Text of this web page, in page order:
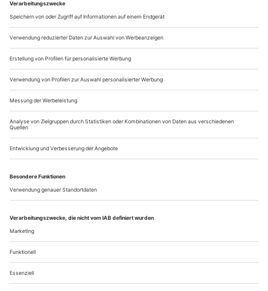
Weinen (Das Wähnen)» konnte Leonie Böhm,
Hausregisseurin am Schauspielhaus, ihren Büchner-Abend
noch her­ausbringen. Es grenzt an ein Wunder, viele Theater
hatten schon geschlossen, und am...
Dresden: Überschießender Idealismus
nach Ingo Schulze «Peter Holtz», Gorki «Kinder der Sonne»
Peter Holtz verfügt über eine seltene (Un-)Fähigkeit. Und
zwar eine, die besonders in diktato­rischen Systemen von
unschätzbarem Vorteil ist: Er zeigt sich komplett immun
gegen die hohle Parteiprosa, mit der die Nomenklatura ihre
fragwürdige Ordnung zu legitimieren pflegt. Diesem höchst
außergewöhnlichen Kind der DDR fehlt nämlich schlicht das
Gen zur...
Über uns Kontakt Kritikerumfrage Newsletter